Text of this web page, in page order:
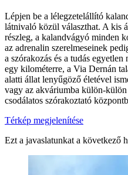
Lépjen be a lélegzetelállító
látnivaló közül választhat. A kis
részleg, a kalandvágyó minden
az adrenalin szerelmeseinek
a szórakozás és a tudás
egy kilométerre, a Via Dernán
alatti állat lenyűgöző életével
vagy az akváriumba külön-
csodálatos szórakoztató
Térkép megjelenítése
Ezt a javaslatunkat a következő